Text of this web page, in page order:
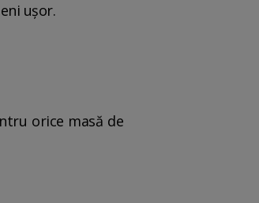
ușor.
orice masă de